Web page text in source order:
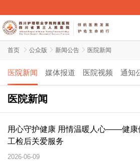
首页  公众版  新闻公告  医院新闻
医院新闻 媒体报道 医院视频 通知
医院新闻
用心守护健康 用情温暖人心——健康
工检后关爱服务
2026-06-09